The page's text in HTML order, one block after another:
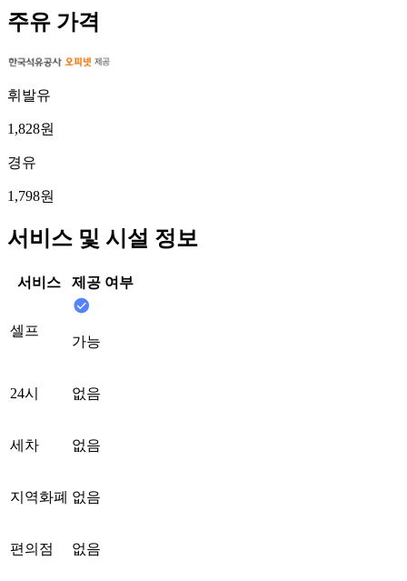
주유 가격
휘발유
1,828원
경유
1,798원
서비스 및 시설 정보
서비스 제공 여부
셀프
가능
24시 없음
세차 없음
지역화폐 없음
편의점 없음